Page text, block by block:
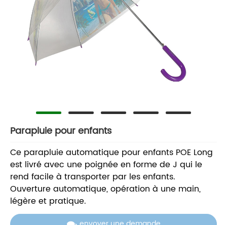
Parapluie pour enfants
Ce parapluie automatique pour enfants POE Long
est livré avec une poignée en forme de J qui le
rend facile à transporter par les enfants.
Ouverture automatique, opération à une main,
légère et pratique.